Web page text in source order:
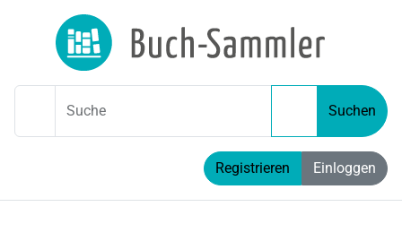
Suche Suchen
Registrieren Einloggen